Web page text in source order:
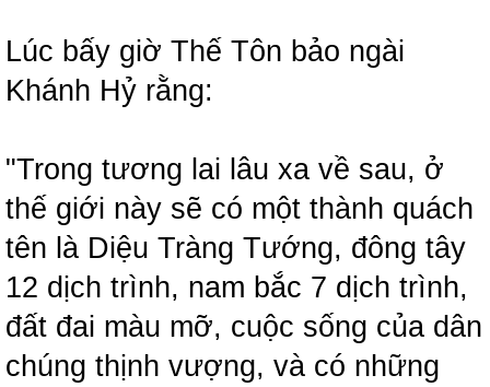
Lúc bấy giờ Thế Tôn bảo ngài
Khánh Hỷ rằng:
"Trong tương lai lâu xa về sau, ở
thế giới này sẽ có một thành quách
tên là Diệu Tràng Tướng, đông tây
12 dịch trình, nam bắc 7 dịch trình,
đất đai màu mỡ, cuộc sống của dân
chúng thịnh vượng, và có những